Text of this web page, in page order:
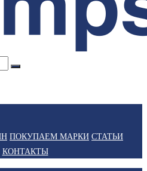
ПОКУПАЕМ МАРКИ СТАТЬИ
КОНТАКТЫ